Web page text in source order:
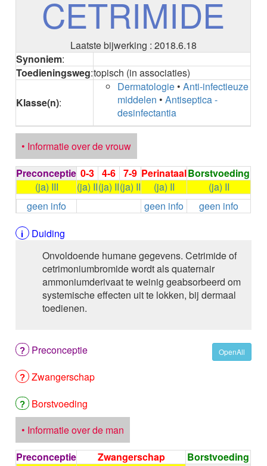
ADENOSINE
AESCINE
AFLIBERCEPT intravitreaal
AFLIBERCEPT parenteraal
AGALSIDASE bèta
ALBIGLUTIDE
ALBUTREPENONACOG ALFA
Stollingsfactor IX; Factor IX
ALCOHOL
ETHANOL
ALECTINIB
ALEMTUZUMAB
ALENDRONAAT/VIT D3
ALFA-1-PROTEINASEREMMER humaan
ALFENTANYL HCl
ALFUZOSINE
ALGELDRAAT
ALGELDRAAT / MAGNESIUM HYDROXYDE
CARBONAAT
ALGLUCOSIDASE alfa
ALITRETINOINE
ALIZAPRIDE
ALLOPURINOL
ALMOTRIPTAN
ALOGLIPTINE benzoaat
CETRIMIDE
Laatste bijwerking : 2018.6.18
Synoniem:
Toedieningsweg:topisch (in associaties)
Klasse(n):
Dermatologie •Anti-infectieuze
middelen •Antiseptica -
desinfectantia
• Informatie over de vrouw
Preconceptie 0-3 4-6 7-9 PerinataalBorstvoeding
(ja) III
(ja) II(ja) II(ja) II (ja) II
(ja) II
geen info
geen info
geen info
Duiding
Onvoldoende humane gegevens. Cetrimide of
cetrimoniumbromide wordt als quaternair
ammoniumderivaat te weinig geabsorbeerd om
systemische effecten uit te lokken, bij dermaal
toedienen.
OpenAll
Preconceptie
Zwangerschap
Borstvoeding
• Informatie over de man
Preconceptie
Zwangerschap
Borstvoeding